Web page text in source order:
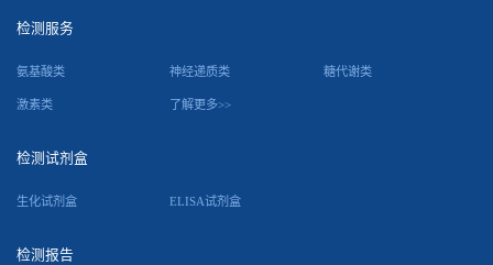
检测服务
氨基酸类 神经递质类 糖代谢类
激素类 了解更多>>
检测试剂盒
生化试剂盒 ELISA试剂盒
检测报告